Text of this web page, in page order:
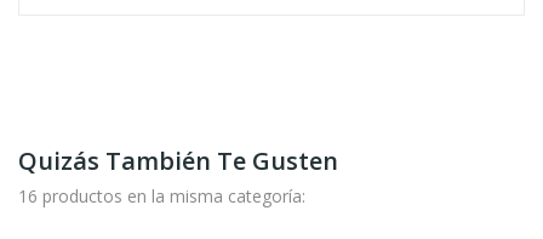
Quizás También Te Gusten
16 productos en la misma categoría: